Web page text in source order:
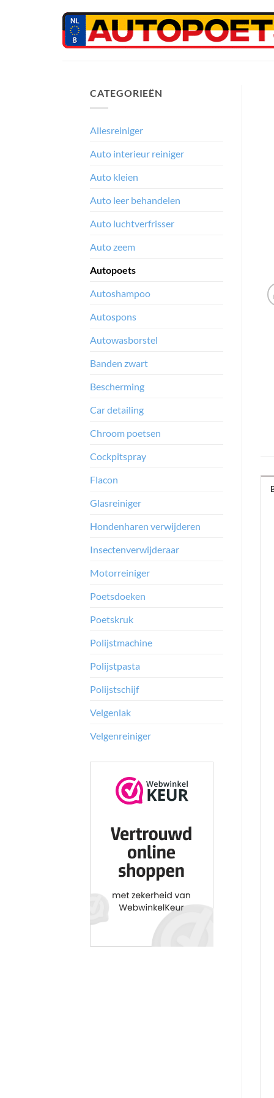
naar
inhoud
CATEGORIEËN
Allesreiniger
Auto interieur reiniger
Auto kleien
Auto leer behandelen
Auto luchtverfrisser
Auto zeem
Autopoets
Autoshampoo
Autospons
Autowasborstel
Banden zwart
Bescherming
Car detailing
Chroom poetsen
Cockpitspray
Flacon
Glasreiniger
Hondenharen verwijderen
Insectenverwijderaar
Motorreiniger
Poetsdoeken
Poetskruk
Polijstmachine
Polijstpasta
Polijstschijf
Velgenlak
Velgenreiniger